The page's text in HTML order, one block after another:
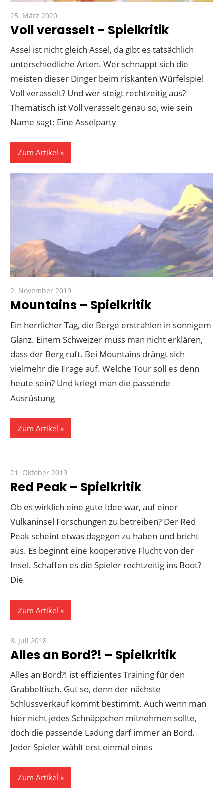
25. März 2020
Voll verasselt – Spielkritik
Assel ist nicht gleich Assel, da gibt es tatsächlich
unterschiedliche Arten. Wer schnappt sich die
meisten dieser Dinger beim riskanten Würfelspiel
Voll verasselt? Und wer steigt rechtzeitig aus?
Thematisch ist Voll verasselt genau so, wie sein
Name sagt: Eine Asselparty
Zum Artikel
2. November 2019
Mountains – Spielkritik
Ein herrlicher Tag, die Berge erstrahlen in sonnigem
Glanz. Einem Schweizer muss man nicht erklären,
dass der Berg ruft. Bei Mountains drängt sich
vielmehr die Frage auf. Welche Tour soll es denn
heute sein? Und kriegt man die passende
Ausrüstung
Zum Artikel
21. Oktober 2019
Red Peak – Spielkritik
Ob es wirklich eine gute Idee war, auf einer
Vulkaninsel Forschungen zu betreiben? Der Red
Peak scheint etwas dagegen zu haben und bricht
aus. Es beginnt eine kooperative Flucht von der
Insel. Schaffen es die Spieler rechtzeitig ins Boot?
Die
Zum Artikel
8. Juli 2018
Alles an Bord?! – Spielkritik
Alles an Bord?! ist effizientes Training für den
Grabbeltisch. Gut so, denn der nächste
Schlussverkauf kommt bestimmt. Auch wenn man
hier nicht jedes Schnäppchen mitnehmen sollte,
doch die passende Ladung darf immer an Bord.
Jeder Spieler wählt erst einmal eines
Zum Artikel